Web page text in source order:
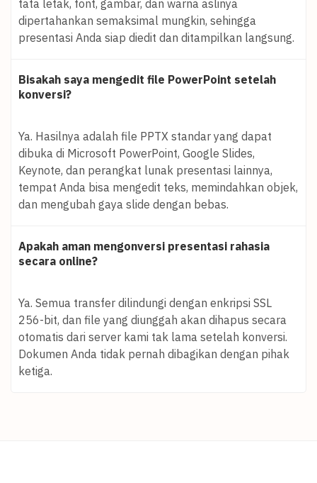
tata letak, font, gambar, dan warna aslinya
dipertahankan semaksimal mungkin, sehingga
presentasi Anda siap diedit dan ditampilkan langsung.
Bisakah saya mengedit file PowerPoint setelah
konversi?
Ya. Hasilnya adalah file PPTX standar yang dapat
dibuka di Microsoft PowerPoint, Google Slides,
Keynote, dan perangkat lunak presentasi lainnya,
tempat Anda bisa mengedit teks, memindahkan objek,
dan mengubah gaya slide dengan bebas.
Apakah aman mengonversi presentasi rahasia
secara online?
Ya. Semua transfer dilindungi dengan enkripsi SSL
256-bit, dan file yang diunggah akan dihapus secara
otomatis dari server kami tak lama setelah konversi.
Dokumen Anda tidak pernah dibagikan dengan pihak
ketiga.